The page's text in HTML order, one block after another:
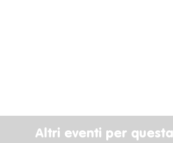
Altri eventi per